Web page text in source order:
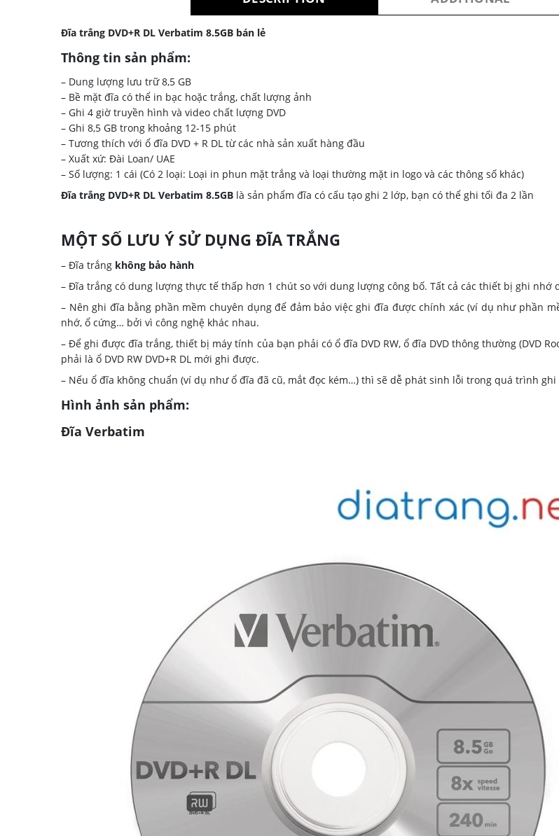
Đĩa trắng DVD+R DL Verbatim 8.5GB bán lẻ
Thông tin sản phẩm:
– Dung lượng lưu trữ 8,5 GB
– Bề mặt đĩa có thể in bạc hoặc trắng, chất lượng ảnh
– Ghi 4 giờ truyền hình và video chất lượng DVD
– Ghi 8,5 GB trong khoảng 12-15 phút
– Tương thích với ổ đĩa DVD + R DL từ các nhà sản xuất hàng đầu
– Xuất xứ: Đài Loan/ UAE
– Số lượng: 1 cái (Có 2 loại: Loại in phun mặt trắng và loại thường mặt in logo và các thông số khác)
Đĩa trắng DVD+R DL Verbatim 8.5GB là sản phẩm đĩa có cấu tạo ghi 2 lớp, bạn có thể ghi tối đa 2 lần
MỘT SỐ LƯU Ý SỬ DỤNG ĐĨA TRẮNG
– Đĩa trắng không bảo hành
– Đĩa trắng có dung lượng thực tế thấp hơn 1 chút so với dung lượng công bố. Tất cả các thiết bị ghi nhớ
– Nên ghi đĩa bằng phần mềm chuyên dụng để đảm bảo việc ghi đĩa được chính xác (ví dụ như phần
nhớ, ổ cứng… bởi vì công nghệ khác nhau.
– Để ghi được đĩa trắng, thiết bị máy tính của bạn phải có ổ đĩa DVD RW, ổ đĩa DVD thông thường (DVD
phải là ổ DVD RW DVD+R DL mới ghi được.
– Nếu ổ đĩa không chuẩn (ví dụ như ổ đĩa đã cũ, mắt đọc kém…) thì sẽ dễ phát sinh lỗi trong quá trình
Hình ảnh sản phẩm:
Đĩa Verbatim